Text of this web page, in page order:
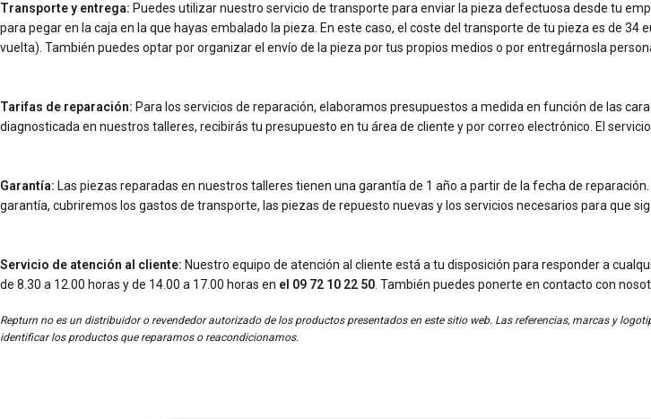
Transporte y entrega: Puedes utilizar nuestro servicio de transporte para enviar la pieza defectuosa desde tu
para pegar en la caja en la que hayas embalado la pieza. En este caso, el coste del transporte de tu pieza es de 34
vuelta). También puedes optar por organizar el envío de la pieza por tus propios medios o por entregárnosla
Tarifas de reparación: Para los servicios de reparación, elaboramos presupuestos a medida en función de las
diagnosticada en nuestros talleres, recibirás tu presupuesto en tu área de cliente y por correo electrónico. El
Garantía: Las piezas reparadas en nuestros talleres tienen una garantía de 1 año a partir de la fecha de
garantía, cubriremos los gastos de transporte, las piezas de repuesto nuevas y los servicios necesarios para que
Servicio de atención al cliente: Nuestro equipo de atención al cliente está a tu disposición para responder a
de 8.30 a 12.00 horas y de 14.00 a 17.00 horas en el 09 72 10 22 50 . También puedes ponerte en contacto con
Repturn no es un distribuidor o revendedor autorizado de los productos presentados en este sitio web. Las referencias, marcas y
identificar los productos que reparamos o reacondicionamos.